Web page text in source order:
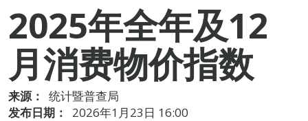
2025年全年及12
月消费物价指数
来源：
统计暨普查局
发布日期：
2026年1月23日 16:00